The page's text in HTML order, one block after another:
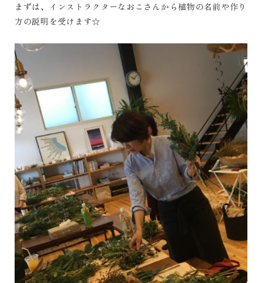
まずは、インストラクターなおこさんから植物の名前や作り
方の説明を受けます☆